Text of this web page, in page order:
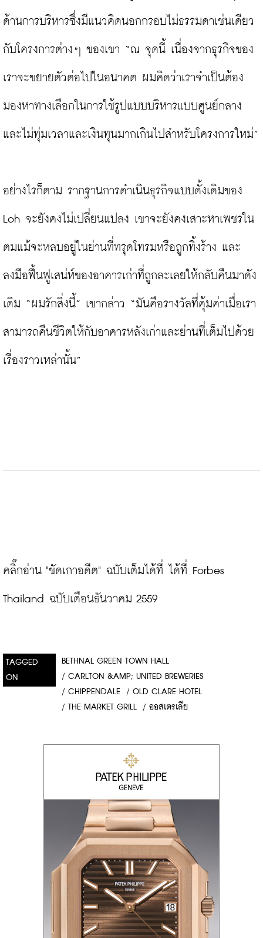
ด้านการบริหารซึ่งมีแนวคิดนอกกรอบไม่ธรรมดาเช่นเดียว
กับโครงการต่างๆ ของเขา “ณ จุดนี้ เนื่องจากธุรกิจของ
เราจะขยายตัวต่อไปในอนาคต ผมคิดว่าเราจำเป็นต้อง
มองหาทางเลือกในการใช้รูปแบบบริหารแบบศูนย์กลาง
และไม่ทุ่มเวลาและเงินทุนมากเกินไปสำหรับโครงการใหม่”
อย่างไรก็ตาม รากฐานการดำเนินธุรกิจแบบดั้งเดิมของ
Loh จะยังคงไม่เปลี่ยนแปลง เขาจะยังคงเสาะหาเพชรใน
ตมแม้จะหลบอยู่ในย่านที่ทรุดโทรมหรือถูกทิ้งร้าง และ
ลงมือฟื้นฟูเสน่ห์ของอาคารเก่าที่ถูกละเลยให้กลับคืนมาดัง
เดิม “ผมรักสิ่งนี้” เขากล่าว “มันคือรางวัลที่คุ้มค่าเมื่อเรา
สามารถคืนชีวิตให้กับอาคารหลังเก่าและย่านที่เต็มไปด้วย
เรื่องราวเหล่านั้น”
คลิ๊กอ่าน "ขัดเกาอดีต" ฉบับเต็มได้ที่ ได้ที่ Forbes
Thailand ฉบับเดือนธันวาคม 2559
TAGGED
ON
BETHNAL GREEN TOWN HALL
/ CARLTON &AMP; UNITED BREWERIES
/ CHIPPENDALE / OLD CLARE HOTEL
/
THE MARKET GRILL / ออสเตรเลีย